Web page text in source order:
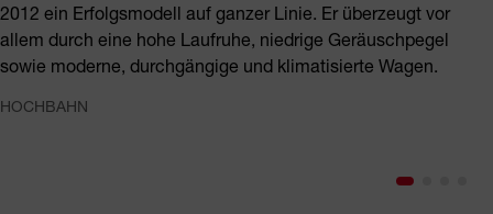
2012 ein Erfolgsmodell auf ganzer Linie. Er überzeugt vor
allem durch eine hohe Laufruhe, niedrige Geräuschpegel
sowie moderne, durchgängige und klimatisierte Wagen.
HOCHBAHN